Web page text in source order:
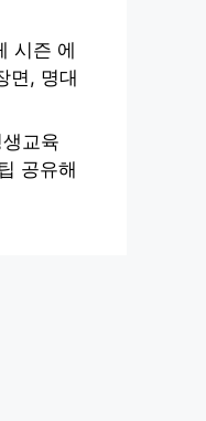
시즌 에
면, 명대
교육
공유해